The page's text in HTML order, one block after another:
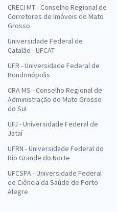
CRECI MT - Conselho Regional de
Corretores de Imóveis do Mato
Grosso
Universidade Federal de
Catalão - UFCAT
UFR - Universidade Federal de
Rondonópolis
CRA MS - Conselho Regional de
Administração do Mato Grosso
do Sul
UFJ - Universidade Federal de
Jataí
UFRN - Universidade Federal do
Rio Grande do Norte
UFCSPA - Universidade Federal
de Ciência da Saúde de Porto
Alegre